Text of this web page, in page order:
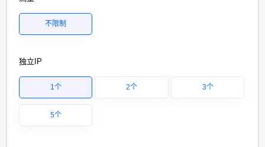
不限制
独立IP
1个 2个 3个
5个